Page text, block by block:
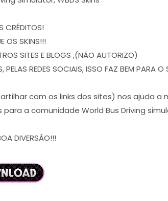
CRÉDITOS!
OS SKINS!!!
SITES E BLOGS ,(NÃO AUTORIZO)
REDES SOCIAIS, ISSO FAZ BEM PARA O
com os links dos sites) nos ajuda a
a comunidade World Bus Driving
DIVERSÃO!!!